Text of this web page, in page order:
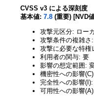
CVSS v3 による深刻度
基本値: 7.8 (重要) [NVD
攻撃元区分: ロー
攻撃条件の複雑さ
攻撃に必要な特権
利用者の関与: 要
影響の想定範囲:
機密性への影響
完全性への影響
可用性への影響